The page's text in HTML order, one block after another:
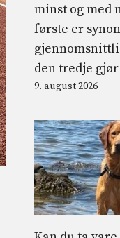
minst og med
første er
den tredje
9. august 2026